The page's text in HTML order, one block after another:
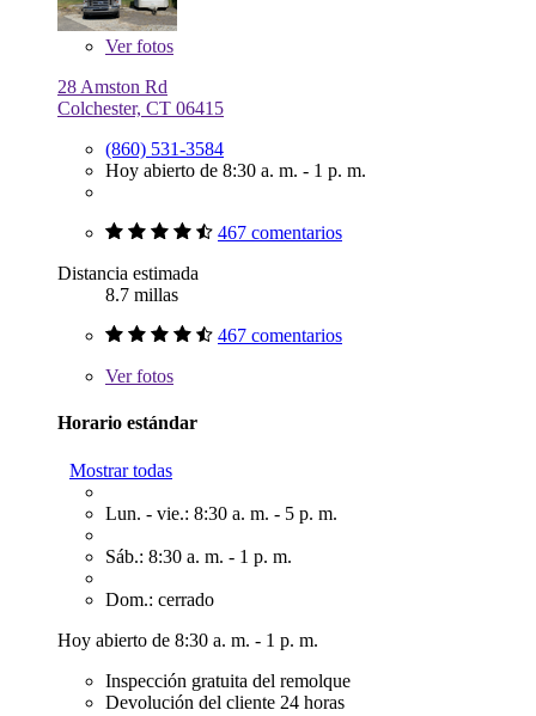
Verfotos
28 Amston Rd
Colchester, CT 06415
(860) 531-3584
Hoy abierto de 8:30 a. m. - 1 p. m.
467 comentarios
Distancia estimada
8.7 millas
467 comentarios
Verfotos
Horario estándar
Mostrar todas
Lun. - vie.: 8:30 a. m. - 5 p. m.
Sáb.: 8:30 a. m. - 1 p. m.
Dom.: cerrado
Hoy abierto de 8:30 a. m. - 1 p. m.
Inspección gratuita del remolque
Devolución del cliente 24 horas